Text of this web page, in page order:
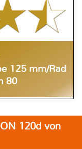
125 mm/Rad
80
120d von